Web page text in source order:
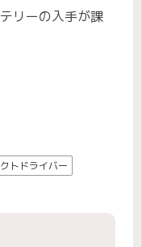
リーの入手が課
トドライバー